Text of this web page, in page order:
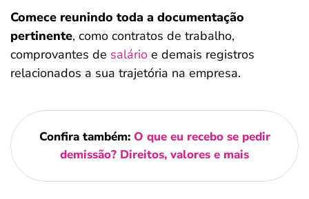
Comece reunindo toda a documentação
pertinente, como contratos de trabalho,
comprovantes de salário e demais registros
relacionados a sua trajetória na empresa.
Confira também: O que eu recebo se pedir
demissão? Direitos, valores e mais